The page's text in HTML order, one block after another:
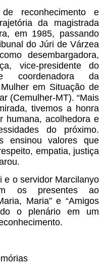
reconhecimento e
da magistrada
em 1985, passando
do Júri de Várzea
desembargadora,
vice-presidente do
da
em Situação de
(Cemulher-MT). “Mais
tivemos a honra
humana, acolhedora e
do próximo.
ensinou valores que
empatia, justiça
e o servidor Marcilanyo
os presentes ao
Maria” e “Amigos
o plenário em um